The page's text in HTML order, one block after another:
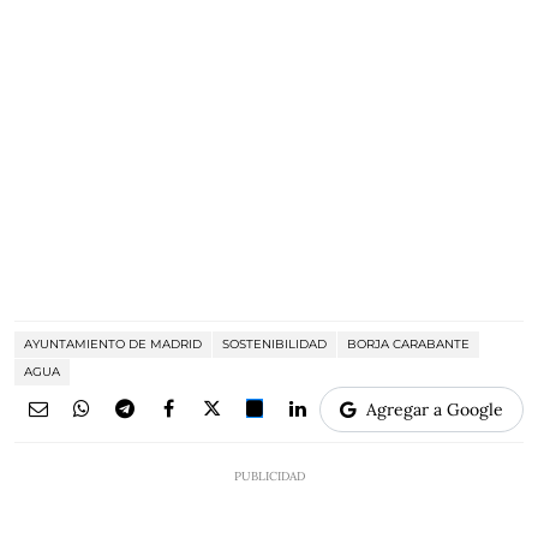
AYUNTAMIENTO DE MADRID SOSTENIBILIDAD
BORJA CARABANTE
AGUA
Agregar a Google